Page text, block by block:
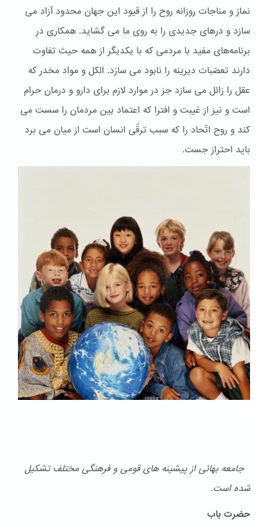
نماز و مناجات روزانه روح را از قیود این جهان محدود آزاد می
سازد و درهای جدیدی را به روی ما می گشاید. همکاری در
برنامه‌های مفید با مردمی که با یکدیگر از همه حیث تفاوت
دارند تعصّبات دیرینه را نابود می سازد. الكل و مواد مخدر که
عقل را زائل می سازد جز در موارد لازم برای دارو و درمان حرام
است و نیز از غیبت و افترا که اعتماد بین مردمان را سست می
کند و روح اتّحاد را که سبب ترقّی انسان است از میان می برد
باید احتراز جست.
جامعه بهائی از پیشینه های قومی و فرهنگی مختلف تشكیل
شده است.
حضرت باب